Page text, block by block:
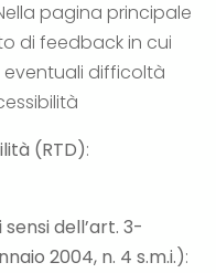
pagina principale
di feedback in cui
difficoltà
(RTD):
dell’art. 3-
2004, n. 4 s.m.i.):